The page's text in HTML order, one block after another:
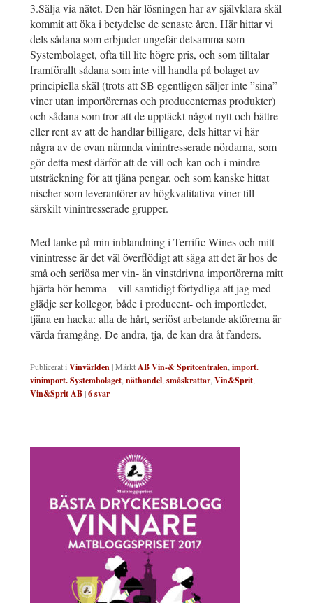
3.Sälja via nätet. Den här lösningen har av självklara skäl
kommit att öka i betydelse de senaste åren. Här hittar vi
dels sådana som erbjuder ungefär detsamma som
Systembolaget, ofta till lite högre pris, och som tilltalar
framförallt sådana som inte vill handla på bolaget av
principiella skäl (trots att SB egentligen säljer inte ”sina”
viner utan importörernas och producenternas produkter)
och sådana som tror att de upptäckt något nytt och bättre
eller rent av att de handlar billigare, dels hittar vi här
några av de ovan nämnda vinintresserade nördarna, som
gör detta mest därför att de vill och kan och i mindre
utsträckning för att tjäna pengar, och som kanske hittat
nischer som leverantörer av högkvalitativa viner till
särskilt vinintresserade grupper.
Med tanke på min inblandning i Terrific Wines och mitt
vinintresse är det väl överflödigt att säga att det är hos de
små och seriösa mer vin- än vinstdrivna importörerna mitt
hjärta hör hemma – vill samtidigt förtydliga att jag med
glädje ser kollegor, både i producent- och importledet,
tjäna en hacka: alla de hårt, seriöst arbetande aktörerna är
värda framgång. De andra, tja, de kan dra åt fanders.
Publicerat iVinvärlden|MärktAB Vin-& Spritcentralen,import.
vinimport. Systembolaget,näthandel,småskrattar,Vin&Sprit,
Vin&Sprit AB|6svar